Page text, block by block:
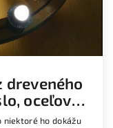
dreveného
oceľové
ho dokážu